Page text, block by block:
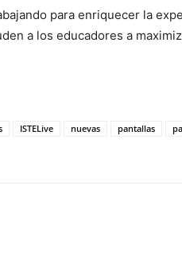
para enriquecer la
a los educadores a
ISTELive nuevas pantallas